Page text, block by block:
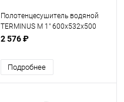
Полотенцесушитель водяной
TERMINUS М 1" 600х532х500
2 576 ₽
Подробнее